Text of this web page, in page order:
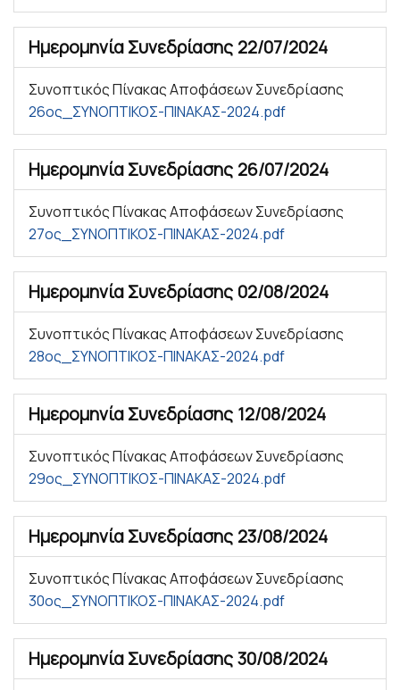
Ημερομηνία Συνεδρίασης 22/07/2024
Συνοπτικός Πίνακας Αποφάσεων Συνεδρίασης
26ος_ΣΥΝΟΠΤΙΚΟΣ-ΠΙΝΑΚΑΣ-2024.pdf
Ημερομηνία Συνεδρίασης 26/07/2024
Συνοπτικός Πίνακας Αποφάσεων Συνεδρίασης
27ος_ΣΥΝΟΠΤΙΚΟΣ-ΠΙΝΑΚΑΣ-2024.pdf
Ημερομηνία Συνεδρίασης 02/08/2024
Συνοπτικός Πίνακας Αποφάσεων Συνεδρίασης
28ος_ΣΥΝΟΠΤΙΚΟΣ-ΠΙΝΑΚΑΣ-2024.pdf
Ημερομηνία Συνεδρίασης 12/08/2024
Συνοπτικός Πίνακας Αποφάσεων Συνεδρίασης
29ος_ΣΥΝΟΠΤΙΚΟΣ-ΠΙΝΑΚΑΣ-2024.pdf
Ημερομηνία Συνεδρίασης 23/08/2024
Συνοπτικός Πίνακας Αποφάσεων Συνεδρίασης
30ος_ΣΥΝΟΠΤΙΚΟΣ-ΠΙΝΑΚΑΣ-2024.pdf
Ημερομηνία Συνεδρίασης30/08/2024